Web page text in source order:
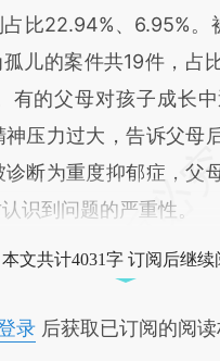
占比22.94%、6.95%
儿的案件共19件，占
有的父母对孩子成长
压力过大，告诉父母
断为重度抑郁症，父
识到问题的严重性。
本文共计4031字 订阅后继续
录后获取已订阅的阅读